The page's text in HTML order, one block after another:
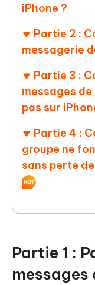
iPhone ?
Partie 2 :
messagerie
Partie 3 :
messages
pas sur
Partie 4 :
groupe ne
sans perte
Partie 1 :
messages